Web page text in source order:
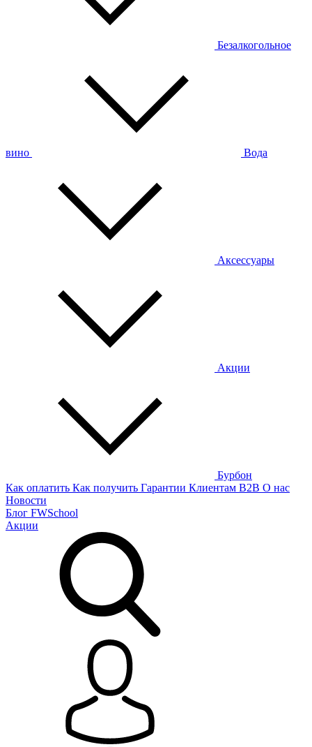
Безалкогольное
вино Вода
Аксессуары
Акции
Бурбон
Как оплатить Как получить Гарантии Клиентам B2B О нас
Новости
Блог FWSchool
Акции